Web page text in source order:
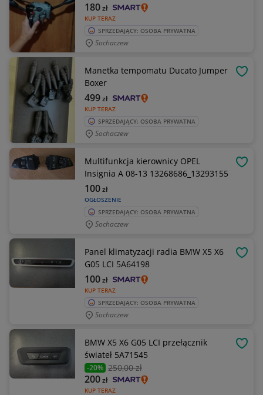
KUP TERAZ
180zł
SPRZEDAJĄCY: OSOBA PRYWATNA
Sochaczew
Manetka tempomatu Ducato Jumper
Boxer
KUP TERAZ
499zł
SPRZEDAJĄCY: OSOBA PRYWATNA
Sochaczew
Multifunkcja kierownicy OPEL
Insignia A 08-13 13268686_13293155
OGŁOSZENIE
100zł
SPRZEDAJĄCY: OSOBA PRYWATNA
Sochaczew
Panel klimatyzacji radia BMW X5 X6
G05 LCI 5A64198
KUP TERAZ
100zł
SPRZEDAJĄCY: OSOBA PRYWATNA
Sochaczew
BMW X5 X6 G05 LCI przełącznik
świateł 5A71545
-20% 250,00 zł
KUP TERAZ
200zł